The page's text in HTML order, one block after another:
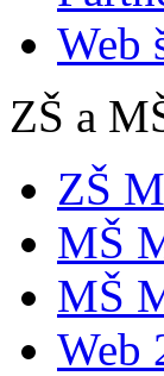
Web
ZŠ a
ZŠ
MŠ
MŠ
Web